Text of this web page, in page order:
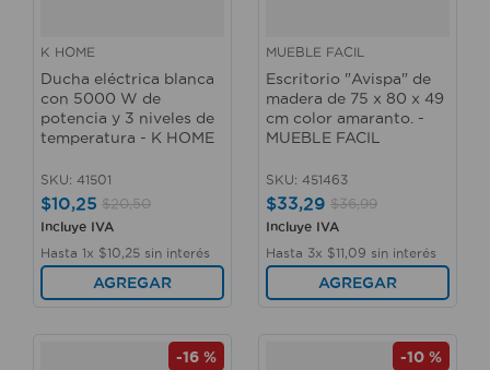
K HOME
Ducha eléctrica blanca
con 5000 W de
potencia y 3 niveles de
temperatura - K HOME
SKU: 41501
$10,25 $20,50
Incluye IVA
Hasta 1x $10 25 sin interés
AGREGAR
MUEBLE FACIL
Escritorio "Avispa" de
madera de 75 x 80 x 49
cm color amaranto. -
MUEBLE FACIL
SKU: 451463
$33,29 $36,99
Incluye IVA
Hasta 3x $11 09 sin interés
AGREGAR
-16 % -10 %